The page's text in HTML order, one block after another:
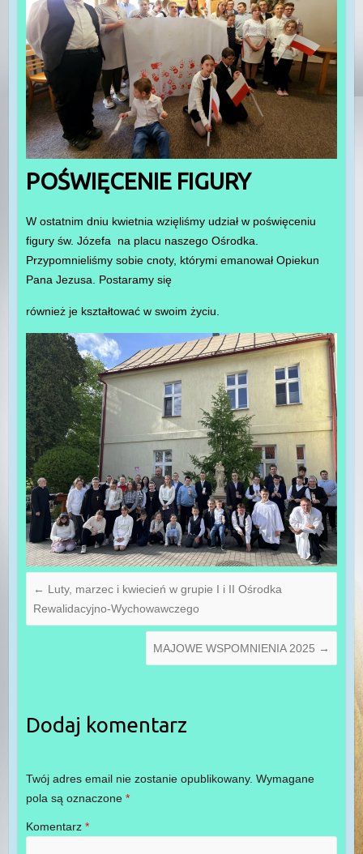
POŚWIĘCENIE FIGURY
W ostatnim dniu kwietnia wzięliśmy udział w poświęceniu
figury św. Józefa na placu naszego Ośrodka.
Przypomnieliśmy sobie cnoty, którymi emanował Opiekun
Pana Jezusa. Postaramy się
również je kształtować w swoim życiu.
← Luty, marzec i kwiecień w grupie I i II Ośrodka
Rewalidacyjno-Wychowawczego
MAJOWE WSPOMNIENIA 2025 →
Dodaj komentarz
Twój adres email nie zostanie opublikowany. Wymagane
pola są oznaczone *
Komentarz *